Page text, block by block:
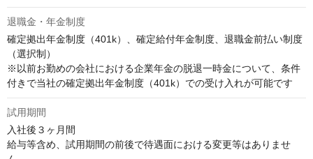
退職金・年金制度
確定拠出年金制度（401k）、確定給付年金制度、退職金前払い制度
（選択制）
※以前お勤めの会社における企業年金の脱退一時金について、条件
付きで当社の確定拠出年金制度（401k）での受け入れが可能です
試用期間
入社後３ヶ月間
給与等含め、試用期間の前後で待遇面における変更等はありませ